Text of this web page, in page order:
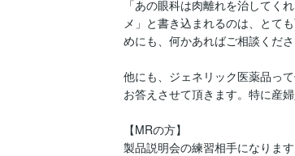
「あの眼科は肉離れを治してく
メ」と書き込まれるのは、とて
めにも、何かあればご相談くださ
他にも、ジェネリック医薬品っ
お答えさせて頂きます。特に産婦
【MRの方】
製品説明会の練習相手になりま